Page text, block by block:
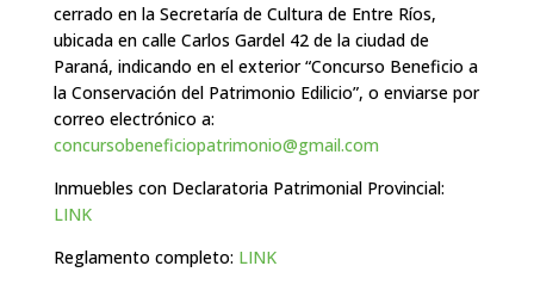
cerrado en la Secretaría de Cultura de Entre Ríos,
ubicada en calle Carlos Gardel 42 de la ciudad de
Paraná, indicando en el exterior “Concurso Beneficio a
la Conservación del Patrimonio Edilicio”, o enviarse por
correo electrónico a:
concursobeneficiopatrimonio@gmail.com
Inmuebles con Declaratoria Patrimonial Provincial:
LINK
Reglamento completo: LINK